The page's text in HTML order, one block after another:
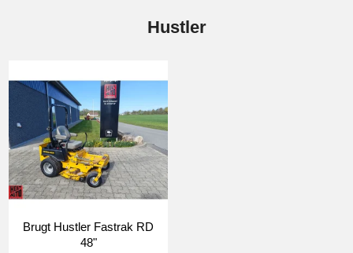
Hustler
Brugt Hustler Fastrak RD
48"